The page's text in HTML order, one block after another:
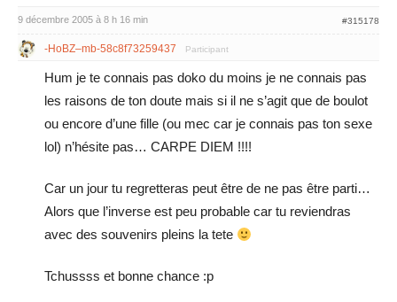
9 décembre 2005 à 8 h 16 min #315178
-HoBZ–mb-58c8f73259437 Participant
Hum je te connais pas doko du moins je ne connais pas
les raisons de ton doute mais si il ne s’agit que de boulot
ou encore d’une fille (ou mec car je connais pas ton sexe
lol) n’hésite pas… CARPE DIEM !!!!
Car un jour tu regretteras peut être de ne pas être parti…
Alors que l’inverse est peu probable car tu reviendras
avec des souvenirs pleins la tete
Tchussss et bonne chance :p